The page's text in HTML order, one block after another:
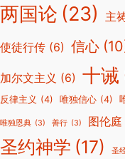
两国论 (23) 主
使徒行传 (6) 信心
加尔文主义 (6) 十诫
反律主义 (4) 唯独信心 (4)
唯独恩典 (3) 善行 (3) 图伦庭
圣约神学 (17) 圣